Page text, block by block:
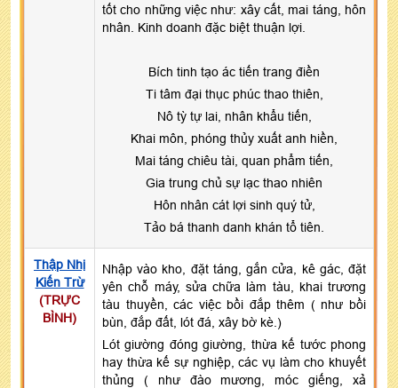
tốt cho những việc như: xây cất, mai táng, hôn
nhân. Kinh doanh đặc biệt thuận lợi.
Bích tinh tạo ác tiến trang điền
Ti tâm đại thục phúc thao thiên,
Nô tỳ tự lai, nhân khẩu tiến,
Khai môn, phóng thủy xuất anh hiền,
Mai táng chiêu tài, quan phẩm tiến,
Gia trung chủ sự lạc thao nhiên
Hôn nhân cát lợi sinh quý tử,
Tảo bá thanh danh khán tổ tiên.
Thập Nhị
Kiến Trừ
(TRỰC
BÌNH)
Nhập vào kho, đặt táng, gắn cửa, kê gác, đặt
yên chỗ máy, sửa chữa làm tàu, khai trương
tàu thuyền, các việc bồi đắp thêm ( như bồi
bùn, đắp đất, lót đá, xây bờ kè.)
Lót giường đóng giường, thừa kế tước phong
hay thừa kế sự nghiệp, các vụ làm cho khuyết
thủng ( như đào mương, móc giếng, xả